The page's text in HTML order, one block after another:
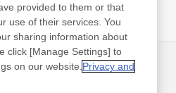
聯絡方式
provided to them or that
use of their services. You
sharing information about
click [Manage Settings] to
on our website. Privacy and